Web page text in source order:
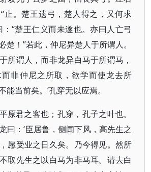
止。楚王遗弓，楚人得之，又何求
：“楚王仁义而未遂也。亦曰人亡弓
楚！”若此，仲尼异楚人于所谓人。
所谓人，而非龙异白马于所谓马，
非仲尼之所取，欲学而使龙去所
当前矣。’孔穿无以应焉。
原君之客也；孔穿，孔子之叶也。
曰：‘臣居鲁，侧闻下风，高先生之
愿受业之日久矣。乃今得见。然所
取先生之以白马为非马耳。请去白